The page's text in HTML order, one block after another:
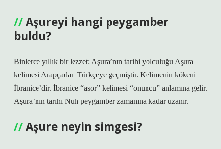
Aşureyi hangi peygamber
buldu?
Binlerce yıllık bir lezzet: Aşura’nın tarihi yolculuğu Aşura
kelimesi Arapçadan Türkçeye geçmiştir. Kelimenin kökeni
İbranice’dir. İbranice “asor” kelimesi “onuncu” anlamına gelir.
Aşura’nın tarihi Nuh peygamber zamanına kadar uzanır.
Aşure neyin simgesi?